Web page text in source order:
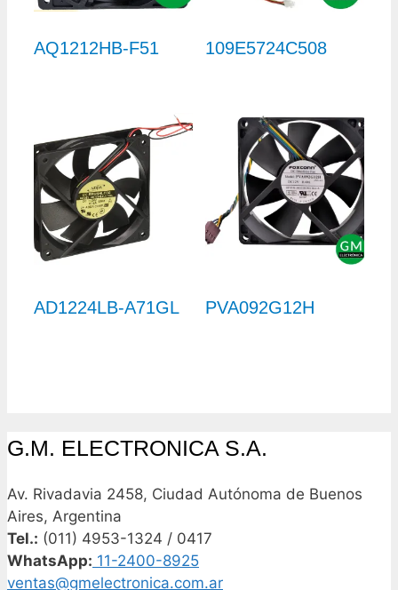
AQ1212HB-F51 109E5724C508
AD1224LB-A71GL PVA092G12H
G.M. ELECTRONICA S.A.
Av. Rivadavia 2458, Ciudad Autónoma de Buenos
Aires, Argentina
Tel.: (011) 4953-1324 / 0417
WhatsApp: 11-2400-8925
ventas@gmelectronica.com.ar